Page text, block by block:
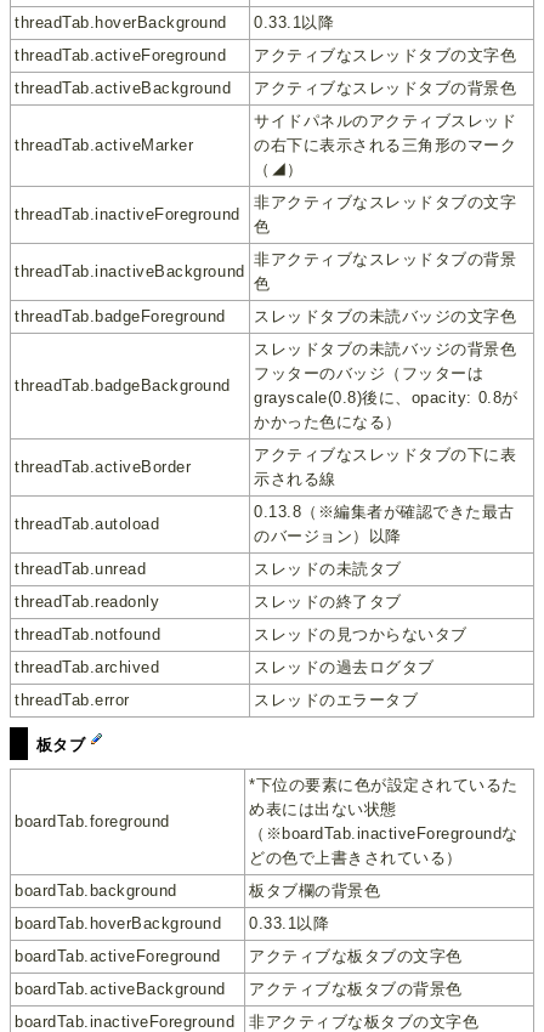
threadTab.hoverBackground
0.33.1以降
threadTab.activeForeground
アクティブなスレッドタブの文字色
threadTab.activeBackground
アクティブなスレッドタブの背景色
threadTab.activeMarker
サイドパネルのアクティブスレッド
の右下に表示される三角形のマーク
（◢）
threadTab.inactiveForeground
非アクティブなスレッドタブの文字
色
threadTab.inactiveBackground
非アクティブなスレッドタブの背景
色
threadTab.badgeForeground
スレッドタブの未読バッジの文字色
threadTab.badgeBackground
スレッドタブの未読バッジの背景色
フッターのバッジ（フッターは
grayscale(0.8)後に、opacity: 0.8が
かかった色になる）
threadTab.activeBorder
アクティブなスレッドタブの下に表
示される線
threadTab.autoload
0.13.8（※編集者が確認できた最古
のバージョン）以降
threadTab.unread
スレッドの未読タブ
threadTab.readonly
スレッドの終了タブ
threadTab.notfound
スレッドの見つからないタブ
threadTab.archived
スレッドの過去ログタブ
threadTab.error
スレッドのエラータブ
板タブ
boardTab.foreground
*下位の要素に色が設定されているた
め表には出ない状態
（※boardTab.inactiveForegroundな
どの色で上書きされている）
boardTab.background
板タブ欄の背景色
boardTab.hoverBackground
0.33.1以降
boardTab.activeForeground
アクティブな板タブの文字色
boardTab.activeBackground
アクティブな板タブの背景色
boardTab.inactiveForeground
非アクティブな板タブの文字色